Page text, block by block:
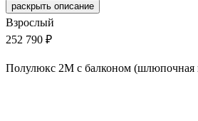
раскрыть описание
Взрослый
252 790 ₽
Полулюкс 2М с балконом (шлюпочная